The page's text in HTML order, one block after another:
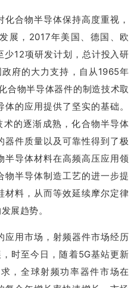
合物半导体保持高度重视，
展，2017年美国、德国、欧
少12项研发计划，总计投入研
府的大力支持，自从1965年
合物半导体器件的制造技术取
的应用提供了坚实的基础。
的逐渐成熟，化合物半导体
器件质量以及可靠性得到了极
半导体材料在高频高压应用领
半导体制造工艺的进一步提
材料，从而等效延续摩尔定律
展趋势。
用市场，射频器件市场经历
时至今日，随着5G基站更新
，全球射频功率器件市场在